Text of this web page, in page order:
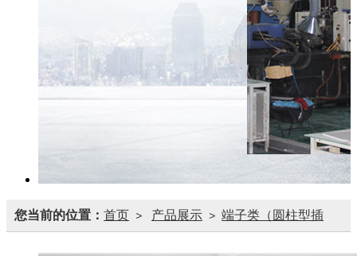
您当前的位置： 首页 > 产品展示 > 端子类（圆柱型插